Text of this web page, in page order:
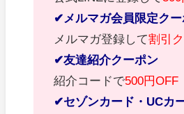
✔メルマガ会員限定クー
メルマガ登録して割引
✔友達紹介クーポン
紹介コードで500円OFF
✔セゾンカード・UCカ